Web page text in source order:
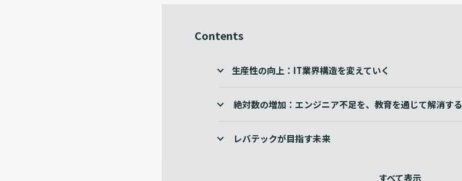
Contents
生産性の向上：IT業界構造を変えていく
絶対数の増加：エンジニア不足を、教育を通じて解消する
レバテックが目指す未来